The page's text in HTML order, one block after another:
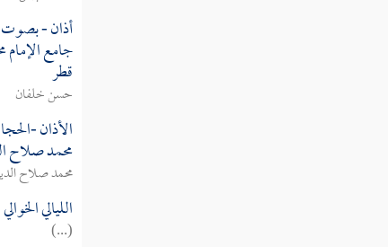
أذان -
جامع
قطر
حسن خلفان
الأذان -
محمد صلاح
محمد صلاح
الليالي الخوالي
(...)